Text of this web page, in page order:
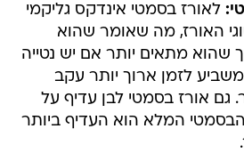
לאורז בסמטי אינדקס גליקמי
האורז, מה שאומר שהוא
שהוא מתאים יותר אם יש נטייה
לזמן ארוך יותר עקב
גם אורז בסמטי לבן עדיף על
המלא הוא העדיף ביותר